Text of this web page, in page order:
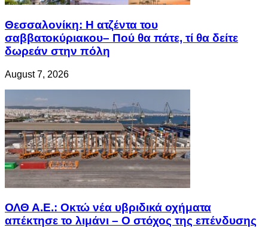
Θεσσαλονίκη: Η ατζέντα του
σαββατοκύριακου– Πού θα πάτε, τί θα δείτε
δωρεάν στην πόλη
August 7, 2026
ΟΛΘ Α.Ε.: Οκτώ νέα υβριδικά οχήματα
απέκτησε το λιμάνι – Ο στόχος της επένδυσης